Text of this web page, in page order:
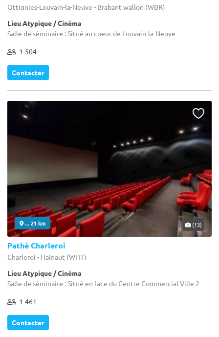
Ottignies-Louvain-la-Neuve - Brabant wallon (WBR)
Lieu Atypique / Cinéma
Salle de séminaire : Situé au coeur de Louvain-la-Neuve
1-504
Contacter
... 21 km (13)
Pathé Charleroi
Charleroi - Hainaut (WHT)
Lieu Atypique / Cinéma
Salle de séminaire : Situé en face du Centre Commercial Ville 2
1-461
Contacter